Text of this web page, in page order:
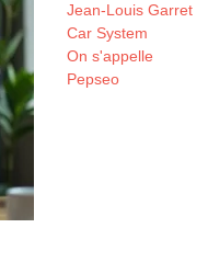
Jean-Louis Garret
Car System
On s'appelle
Pepseo